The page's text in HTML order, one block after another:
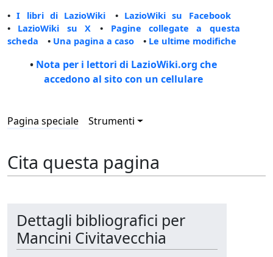
•I libri di LazioWiki • LazioWiki su Facebook
• LazioWiki su X • Pagine collegate a questa
scheda • Una pagina a caso • Le ultime modifiche
• Nota per i lettori di LazioWiki.org che
accedono al sito con un cellulare
Pagina speciale Strumenti
Cita questa pagina
Dettagli bibliografici per
Mancini Civitavecchia